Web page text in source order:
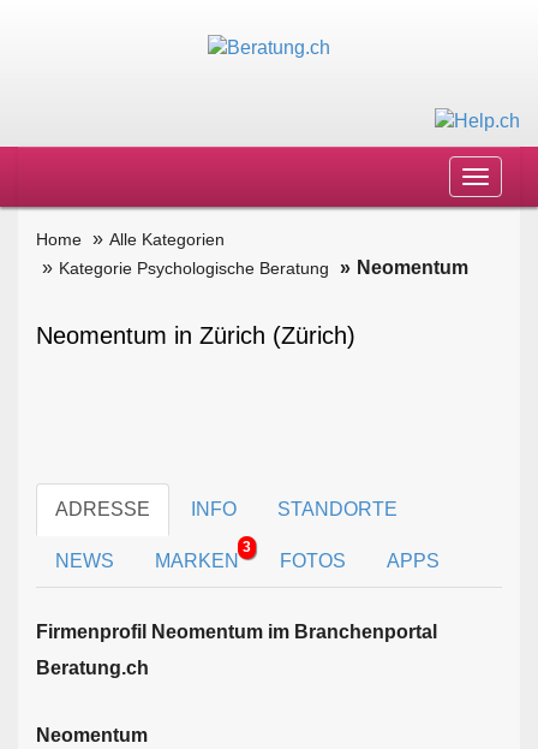
Toggle
Home
Alle Kategorien
Kategorie Psychologische Beratung
Neomentum
Neomentum in Zürich (Zürich)
ADRESSE INFO STANDORTE
NEWS MARKEN
3
FOTOS APPS
Firmen­profil Neomentum im Branchen­portal
Beratung.ch
Neomentum